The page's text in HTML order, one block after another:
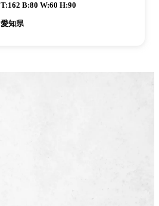
T:162 B:80 W:60 H:90
愛知県